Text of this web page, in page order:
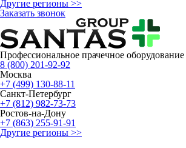
Другие регионы >>
Заказать звонок
Профессиональное прачечное оборудование
8 (800) 201-92-92
Москва
+7 (499) 130-88-11
Санкт-Петербург
+7 (812) 982-73-73
Ростов-на-Дону
+7 (863) 255-91-91
Другие регионы >>